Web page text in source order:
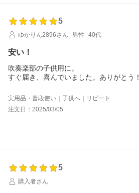
5
ゆかりん2896さん
男性 40代
安い！
吹奏楽部の子供用に。
すぐ届き、喜んでいました。ありがとう！
実用品・普段使い｜子供へ｜リピート
注文日：2025/03/05
5
購入者さん